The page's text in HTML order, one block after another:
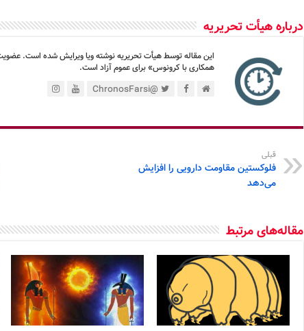
درباره هیأت تحریریه
این مقاله توسط هیأت تحریریه نوشته ویا ویرایش شده است.
همکاری با کرونوس» برای عموم آزاد است.
@ChronosFarsi
قبلی
فلوکستین مقاومت دارویی را افزایش
می‌دهد
مقاله‌های مرتبط